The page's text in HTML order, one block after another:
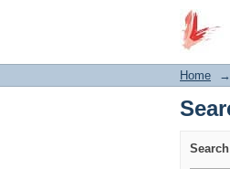
Home →